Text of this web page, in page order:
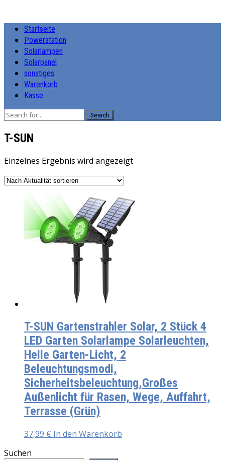
Startseite
Powerstation
Solarlampen
Solarpanel
sonstiges
Warenkorb
Kasse
Search
‎T-SUN
Einzelnes Ergebnis wird angezeigt
T-SUN Gartenstrahler Solar, 2 Stück 4
LED Garten Solarlampe Solarleuchten,
Helle Garten-Licht, 2
Beleuchtungsmodi,
Sicherheitsbeleuchtung,Großes
Außenlicht für Rasen, Wege, Auffahrt,
Terrasse (Grün)
37,99 € In den Warenkorb
Suchen